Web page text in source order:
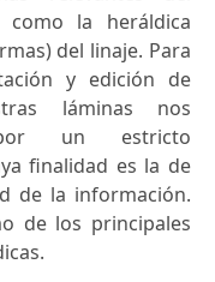
como la heráldica
del linaje. Para
y edición de
láminas nos
un estricto
finalidad es la de
de la información.
de los principales